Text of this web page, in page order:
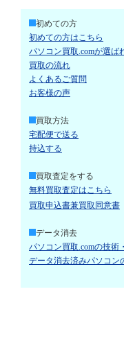
初めての方
初めての方はこちら
パソコン買取.comが選ば
買取の流れ
よくあるご質問
お客様の声
買取方法
宅配便で送る
持込する
買取査定をする
無料買取査定はこちら
買取申込書兼買取同意書
データ消去
パソコン買取.comの技術
データ消去済みパソコン